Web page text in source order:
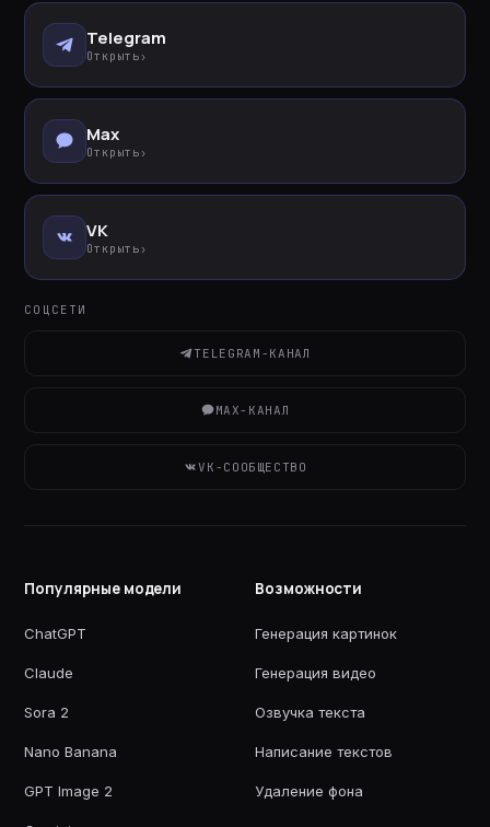
Telegram
Открыть ›
Max
Открыть ›
VK
Открыть ›
СОЦСЕТИ
TELEGRAM-КАНАЛ
MAX-КАНАЛ
VK-СООБЩЕСТВО
Популярные модели
ChatGPT
Claude
Sora 2
Nano Banana
GPT Image 2
Возможности
Генерация картинок
Генерация видео
Озвучка текста
Написание текстов
Удаление фона